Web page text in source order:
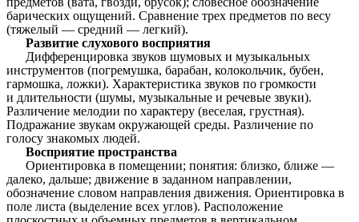
барических ощущений. Сравнение трех предметов по весу
(тяжелый — средний — легкий).
Развитие слухового восприятия
Дифференцировка звуков шумовых и музыкальных
инструментов (погремушка, барабан, колокольчик, бубен,
гармошка, ложки). Характеристика звуков по громкости
и длительности (шумы, музыкальные и речевые звуки).
Различение мелодии по характеру (веселая, грустная).
Подражание звукам окружающей среды. Различение по
голосу знакомых людей.
Восприятие пространства
Ориентировка в помещении; понятия: близко, ближе —
далеко, дальше; движение в заданном направлении,
обозначение словом направления движения. Ориентировка в
поле листа (выделение всех углов). Расположение